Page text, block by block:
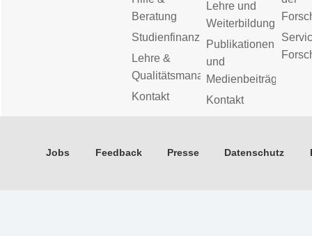
Beratung
Studienfinanzierung
Lehre &
Qualitätsmanagement
Kontakt
Lehre und
Weiterbildung
Publikationen
und
Medienbeiträge
Kontakt
Jobs Feedback Presse Datenschutz